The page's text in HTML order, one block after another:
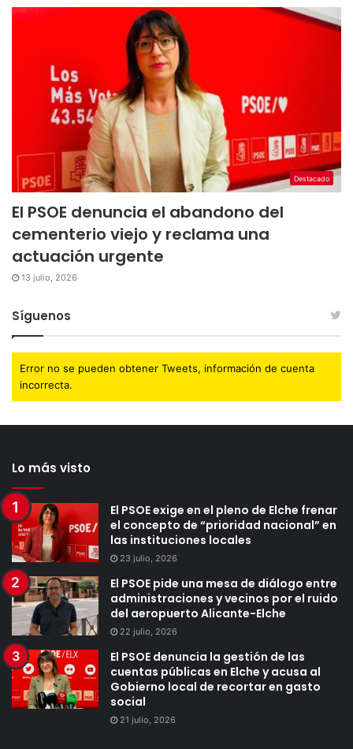
Destacado
El PSOE denuncia el abandono del
cementerio viejo y reclama una
actuación urgente
13 julio, 2026
Síguenos
Error no se pueden obtener Tweets, información de cuenta
incorrecta.
Lo más visto
El PSOE exige en el pleno de Elche frenar
el concepto de “prioridad nacional” en
las instituciones locales
23 julio, 2026
El PSOE pide una mesa de diálogo entre
administraciones y vecinos por el ruido
del aeropuerto Alicante-Elche
22 julio, 2026
El PSOE denuncia la gestión de las
cuentas públicas en Elche y acusa al
Gobierno local de recortar en gasto
social
21 julio, 2026